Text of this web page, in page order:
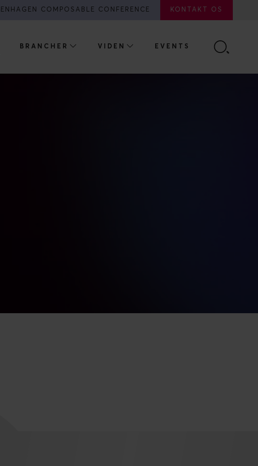
COMPOSABLE CONFERENCE KONTAKT OS
BRANCHER VIDEN EVENTS